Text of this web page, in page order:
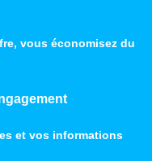
vous économisez du
et vos informations